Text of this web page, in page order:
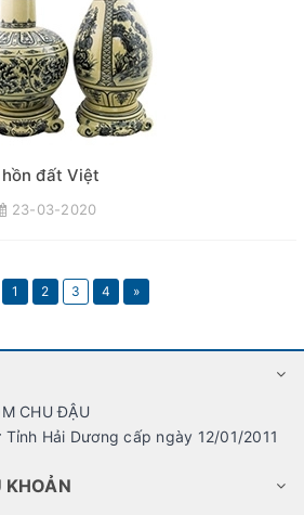
đất Việt
23-03-2020
1 2 3 4 »
CHU ĐẬU
Tỉnh Hải Dương cấp ngày 12/01/2011
KHOẢN